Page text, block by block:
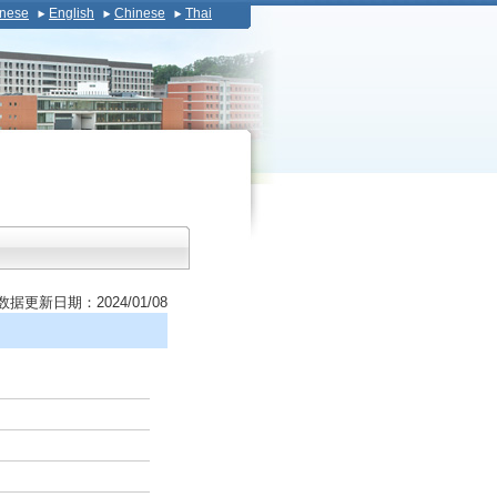
English Chinese Thai
据更新日期：2024/01/08